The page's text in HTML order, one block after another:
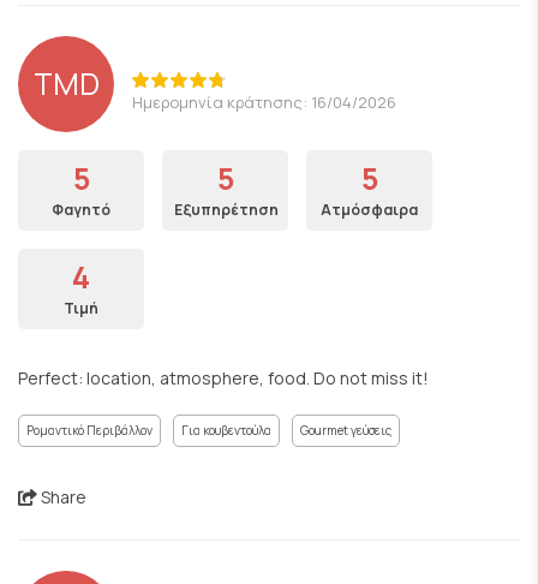
TMD Ημερομηνία κράτησης: 16/04/2026
5
Φαγητό
5
Εξυπηρέτηση
5
Ατμόσφαιρα
4
Τιμή
Perfect: location, atmosphere, food. Do not miss it!
Ρομαντικό Περιβάλλον Για κουβεντούλα Gourmet γεύσεις
Share